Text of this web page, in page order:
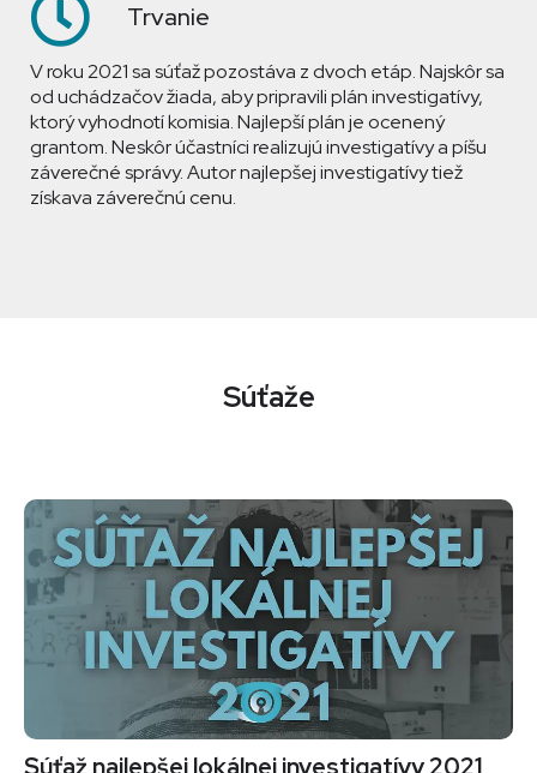
Trvanie
V roku 2021 sa súťaž pozostáva z dvoch etáp. Najskôr sa
od uchádzačov žiada, aby pripravili plán investigatívy,
ktorý vyhodnotí komisia. Najlepší plán je ocenený
grantom. Neskôr účastníci realizujú investigatívy a píšu
záverečné správy. Autor najlepšej investigatívy tiež
získava záverečnú cenu.
Súťaže